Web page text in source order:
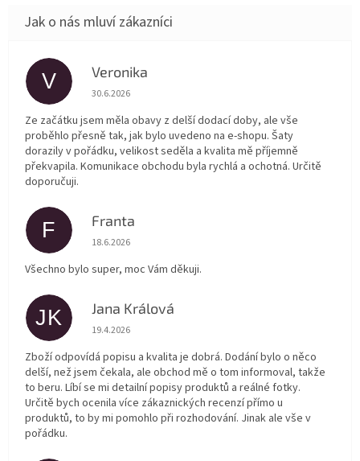
V Veronika
Hodnocení obchodu je 5 z 5 hvězdiček.
30.6.2026
Ze začátku jsem měla obavy z delší dodací doby, ale vše
proběhlo přesně tak, jak bylo uvedeno na e-shopu. Šaty
dorazily v pořádku, velikost seděla a kvalita mě příjemně
překvapila. Komunikace obchodu byla rychlá a ochotná. Určitě
doporučuji.
F Franta
Hodnocení obchodu je 5 z 5 hvězdiček.
18.6.2026
Všechno bylo super, moc Vám děkuji.
JK Jana Králová
Hodnocení obchodu je 5 z 5 hvězdiček.
19.4.2026
Zboží odpovídá popisu a kvalita je dobrá. Dodání bylo o něco
delší, než jsem čekala, ale obchod mě o tom informoval, takže
to beru. Líbí se mi detailní popisy produktů a reálné fotky.
Určitě bych ocenila více zákaznických recenzí přímo u
produktů, to by mi pomohlo při rozhodování. Jinak ale vše v
pořádku.